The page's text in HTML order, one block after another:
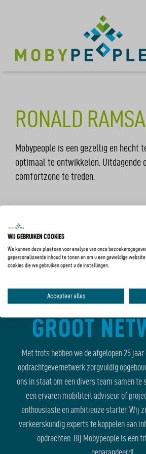
RONALD
Mobypeople is een gezellig en hecht
optimaal te ontwikkelen. Uitdagende
comfortzone te treden.
GROOT
Met trots hebben we de afgelopen 25
opdrachtgevernetwerk zorgvuldig
ons in staat om een divers team samen te
een ervaren mobiliteit adviseur of
enthousiaste en ambitieuze starter. Wij
verkeerskundig experts te koppelen aan
opdrachten. Bij Mobypeople is een
WIJ GEBRUIKEN COOKIES
We kunnen deze plaatsen voor analyse van onze
gepersonaliseerde inhoud te tonen en om u een geweldige
cookies die we gebruiken opent u de instellingen.
Accepteer alles